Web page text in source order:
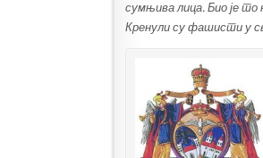
сумњива лица. Био је то
Кренули су фашисти у